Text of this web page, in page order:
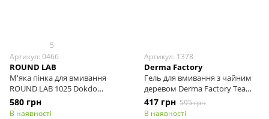
5
Артикул: 0466
ROUND LAB
М'яка пінка для вмивання
ROUND LAB 1025 Dokdo
Cleanser, 150 мл
580 грн
В наявності
Артикул: 1378
Derma Factory
Гель для вмивання з чайним
деревом Derma Factory Tea
Tree 59% Cleanser, 150 мл
417 грн 595 грн
В наявності